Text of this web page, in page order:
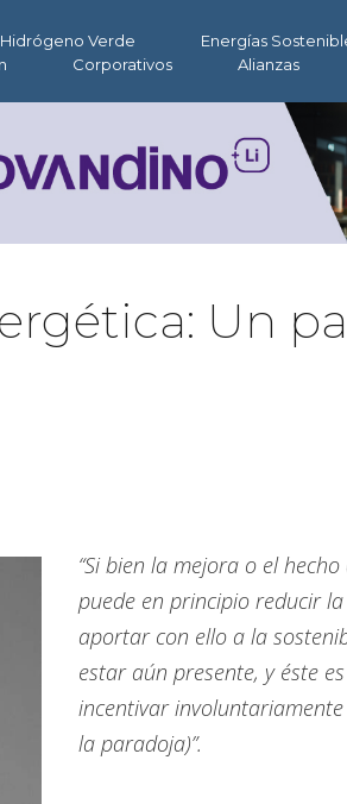
Hidrógeno Verde Energías
Corporativos Alianzas
Un
“Si bien la mejora o el
puede en principio reducir
aportar con ello a la
estar aún presente, y éste
incentivar
la paradoja)”.